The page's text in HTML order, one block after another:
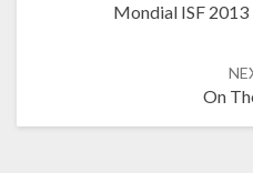
Mondial ISF 2013
On